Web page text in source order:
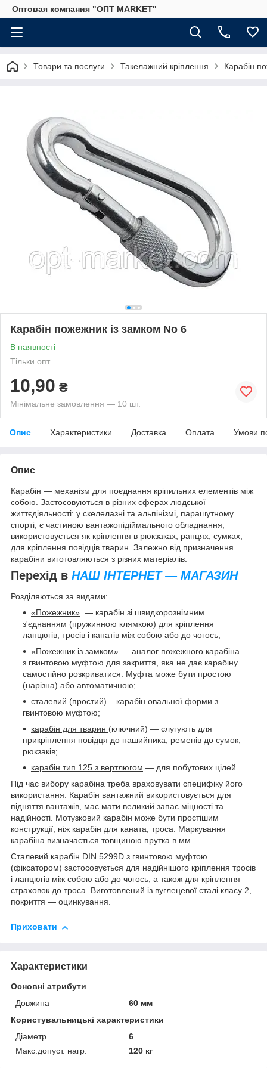
Оптовая компания "ОПТ MARKET"
Товари та послуги Такелажний кріплення Карабін
Карабін пожежник із замком No 6
В наявності
Тільки опт
10,90 ₴
Мінімальне замовлення — 10 шт.
Опис Характеристики Доставка Оплата Умови
Опис
Карабін — механізм для поєднання кріпильних елементів між
собою. Застосовуються в різних сферах людської
життєдіяльності: у скелелазні та альпінізмі, парашутному
спорті, є частиною вантажопідіймального обладнання,
використовується як кріплення в рюкзаках, ранцях, сумках,
для кріплення повідців тварин. Залежно від призначення
карабіни виготовляються з різних матеріалів.
Перехід в НАШ ІНТЕРНЕТ — МАГАЗИН
Розділяються за видами:
«Пожежник» — карабін зі швидкорознімним
з'єднанням (пружинною клямкою) для кріплення
ланцюгів, тросів і канатів між собою або до чогось;
«Пожежник із замком» — аналог пожежного карабіна
з гвинтовою муфтою для закриття, яка не дає карабіну
самостійно розкриватися. Муфта може бути простою
(нарізна) або автоматичною;
сталевий (простий) – карабін овальної форми з
гвинтовою муфтою;
карабін для тварин (ключний) — слугують для
прикріплення повідця до нашийника, ременів до сумок,
рюкзаків;
карабін тип 125 з вертлюгом — для побутових цілей.
Під час вибору карабіна треба враховувати специфіку його
використання. Карабін вантажний використовується для
підняття вантажів, має мати великий запас міцності та
надійності. Мотузковий карабін може бути простішим
конструкції, ніж карабін для каната, троса. Маркування
карабіна визначається товщиною прутка в мм.
Сталевий карабін DIN 5299D з гвинтовою муфтою
(фіксатором) застосовується для надійнішого кріплення тросів
і ланцюгів між собою або до чогось, а також для кріплення
страховок до троса. Виготовлений із вуглецевої сталі класу 2,
покриття — оцинкування.
Приховати
Характеристики
Основні атрибути
Довжина
60 мм
Користувальницькі характеристики
Діаметр
6
Макс.допуст. нагр.
120 кг